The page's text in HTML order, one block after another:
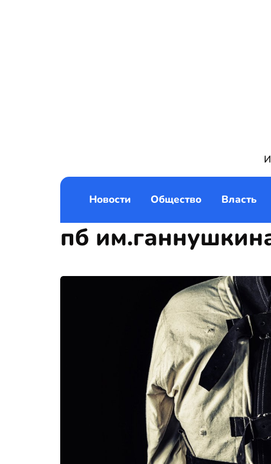
Новости Общество Власть
пб